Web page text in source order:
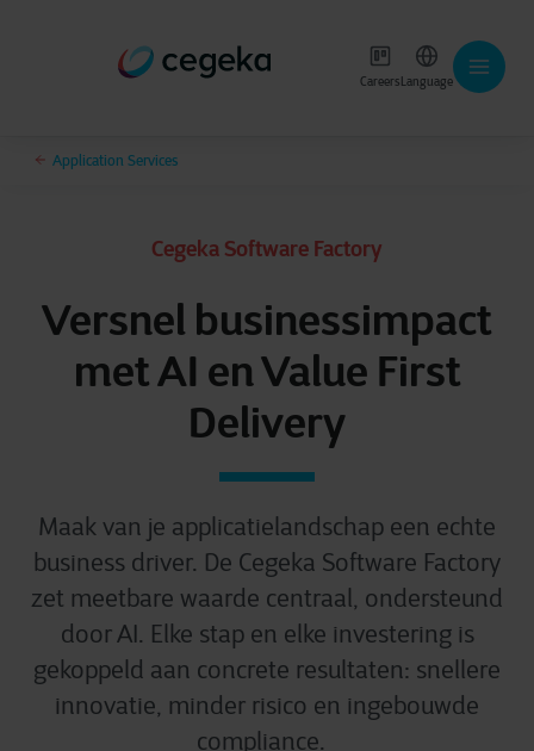
CareersLanguage
Application Services
Cegeka Software Factory
Versnel businessimpact
met AI en Value First
Delivery
Maak van je applicatielandschap een echte
business driver. De Cegeka Software Factory
zet meetbare waarde centraal, ondersteund
door AI. Elke stap en elke investering is
gekoppeld aan concrete resultaten: snellere
innovatie, minder risico en ingebouwde
compliance.